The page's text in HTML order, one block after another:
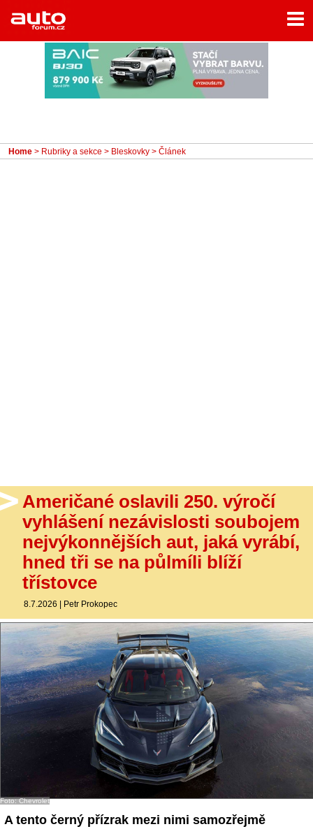
Home
Rubriky
- Testy aut
- Jízdní dojmy a další testy
- Představení
Home > Rubriky a sekce > Bleskovky > Článek
Američané oslavili 250. výročí
vyhlášení nezávislosti soubojem
nejvýkonnějších aut, jaká vyrábí,
hned tři se na půlmíli blíží
třístovce
8.7.2026 | Petr Prokopec
Foto: Chevrolet
A tento černý přízrak mezi nimi samozřejmě